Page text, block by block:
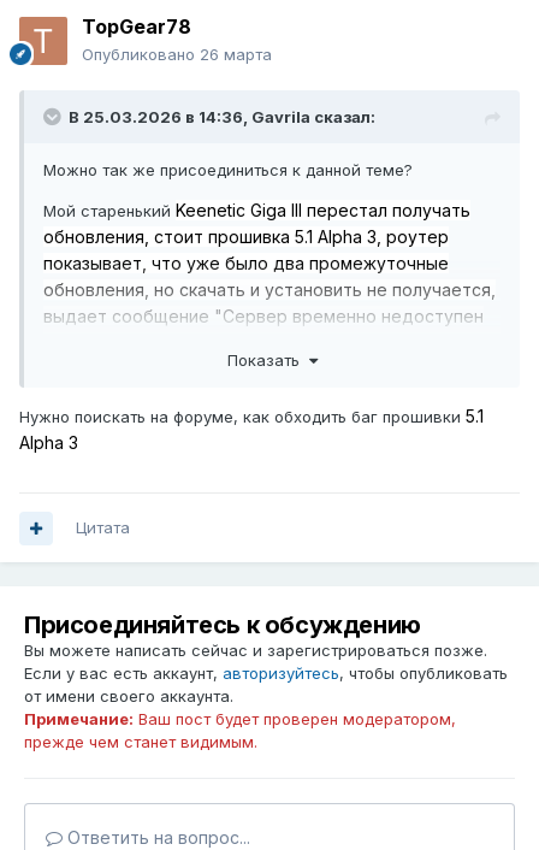
TopGear78
Опубликовано 26 марта
В 25.03.2026 в 14:36, Gavrila сказал:
Можно так же присоединиться к данной теме?
Мой старенький Keenetic Giga III перестал получать
обновления, стоит прошивка 5.1 Alpha 3, роутер
показывает, что уже было два промежуточные
обновления, но скачать и установить не получается,
выдает сообщение "Сервер временно недоступен
Показать
Нужно поискать на форуме, как обходить баг прошивки 5.1
Alpha 3
Цитата
Присоединяйтесь к обсуждению
Вы можете написать сейчас и зарегистрироваться позже.
Если у вас есть аккаунт, авторизуйтесь, чтобы опубликовать
от имени своего аккаунта.
Примечание: Ваш пост будет проверен модератором,
прежде чем станет видимым.
Ответить на вопрос...